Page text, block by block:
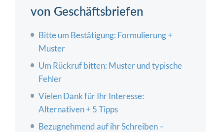
von Geschäftsbriefen
Bitte um Bestätigung: Formulierung +
Muster
Um Rückruf bitten: Muster und typische
Fehler
Vielen Dank für Ihr Interesse:
Alternativen + 5 Tipps
Bezugnehmend auf ihr Schreiben –